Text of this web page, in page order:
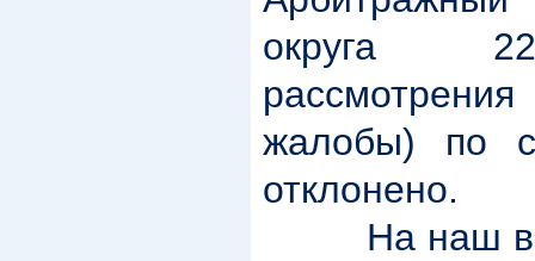
округа
жалобы) по
отклонено.
На наш